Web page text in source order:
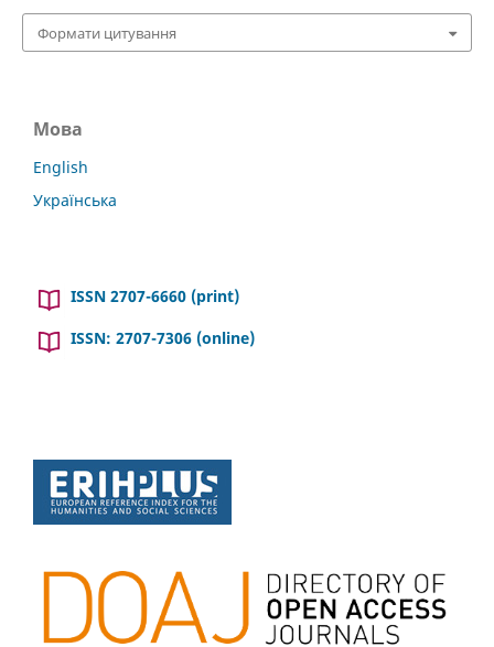
Формати цитування
Мова
English
Українська
ISSN 2707-6660 (print)
ISSN: 2707-7306 (online)